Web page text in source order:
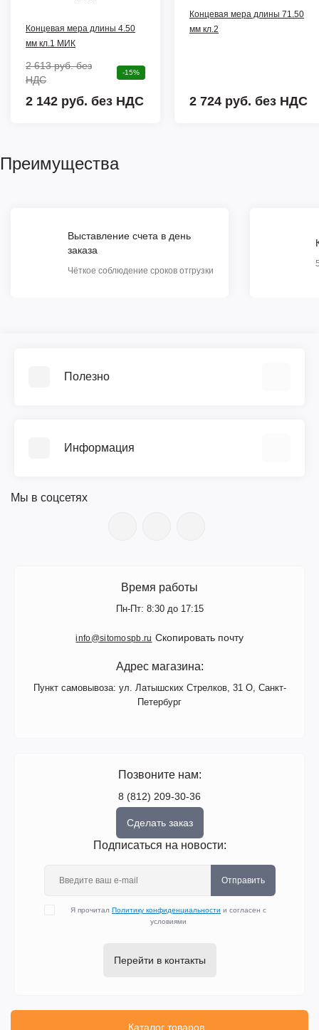
Концевая мера длины 4.50
мм кл.1 МИК
2 613 руб.без
НДС
-15%
2 142 руб. без НДС
Концевая мера длины 71.50
мм кл.2
2 724 руб. без НДС
Преимущества
Выставление счета в день
заказа
Чёткое соблюдение сроков отгрузки
Полезно
Библиотека ГОСТ
Гарантия
Информация
Документы
Поступление товара
Мы в соцсетях
Время работы
Пн-Пт: 8:30 до 17:15
info@sitomospb.ru Скопировать почту
Адрес магазина:
Пункт самовывоза: ул. Латышских Стрелков, 31 О, Санкт-
Петербург
Позвоните нам:
8 (812) 209-30-36
Сделать заказ
Подписаться на новости:
Отправить
Я прочитал Политику конфиденциальности и согласен с
условиями
Перейти в контакты
Каталог товаров